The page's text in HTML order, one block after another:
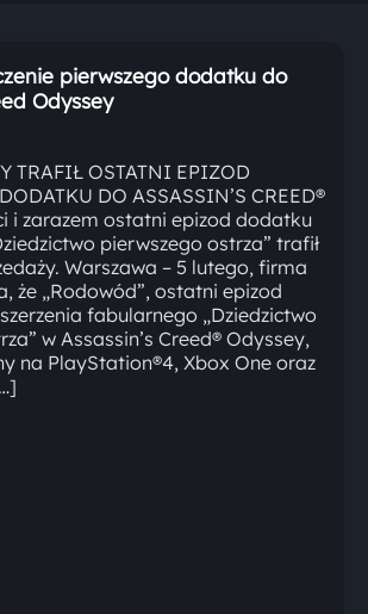
pierwszego dodatku do
Odyssey
TRAFIŁ OSTATNI EPIZOD
DO ASSASSIN’S CREED®
i zarazem ostatni epizod dodatku
pierwszego ostrza” trafił
Warszawa – 5 lutego, firma
że „Rodowód”, ostatni epizod
fabularnego „Dziedzictwo
w Assassin’s Creed® Odyssey,
na PlayStation®4, Xbox One oraz